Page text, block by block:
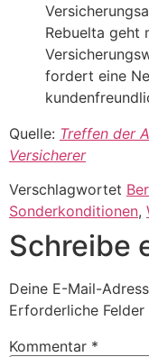
Rebuelta geht
fordert eine
Quelle: Treffen der
Versicherer
Verschlagwortet
Sonderkonditionen,
Schreibe
Deine E-Mail-
Erforderliche
Kommentar *